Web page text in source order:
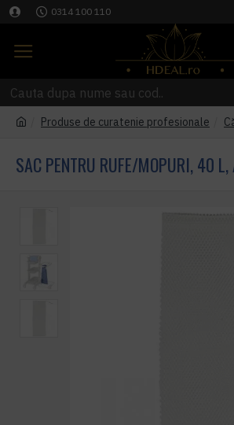
0314 100 110
Produse de curatenie profesionale
SAC PENTRU RUFE/MOPURI, 40 L,